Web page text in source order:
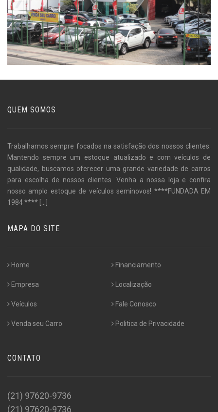
QUEM SOMOS
Trabalhamos sempre focados na satisfação dos nossos clientes.
Mantendo sempre um estoque atualizado e com veículos de
qualidade, buscamos oferecer uma grande variedade de carros
para escolha de nossos clientes. Venha a nossa loja e confira
nosso amplo estoque de veículos seminovos! ****FUNDADA EM
1984 **** [...]
MAPA DO SITE
Home
Empresa
Veículos
Venda seu Carro
Financiamento
Localização
Fale Conosco
Politica de Privacidade
CONTATO
(21) 97620-9736
(21) 97620-9736